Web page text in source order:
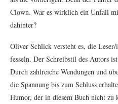
Clown. War es wirklich ein Unfall
dahinter?
Oliver Schlick versteht es, die
fesseln. Der Schreibstil des Autors
Durch zahlreiche Wendungen und
die Spannung bis zum Schluss
Humor, der in diesem Buch nicht